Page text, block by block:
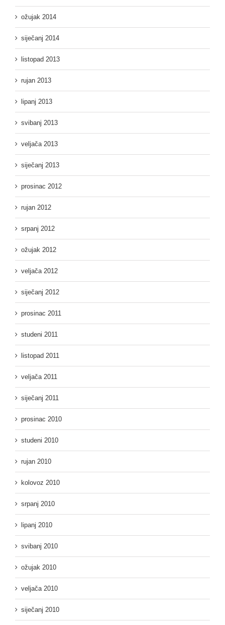
ožujak 2014
siječanj 2014
listopad 2013
rujan 2013
lipanj 2013
svibanj 2013
veljača 2013
siječanj 2013
prosinac 2012
rujan 2012
srpanj 2012
ožujak 2012
veljača 2012
siječanj 2012
prosinac 2011
studeni 2011
listopad 2011
veljača 2011
siječanj 2011
prosinac 2010
studeni 2010
rujan 2010
kolovoz 2010
srpanj 2010
lipanj 2010
svibanj 2010
ožujak 2010
veljača 2010
siječanj 2010